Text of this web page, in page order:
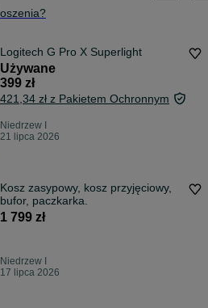
Logitech G Pro X Superlight
Używane
399 zł
421,34 zł z Pakietem Ochronnym
Niedrzew I
21 lipca 2026
Kosz zasypowy, kosz przyjęciowy,
bufor, paczkarka.
1 799 zł
Niedrzew I
17 lipca 2026